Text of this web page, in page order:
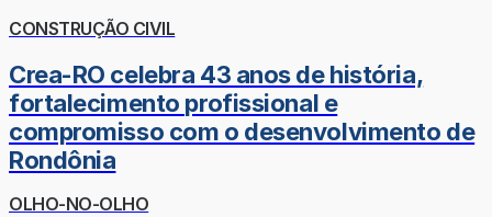
CONSTRUÇÃO CIVIL
Crea-RO celebra 43 anos de história,
fortalecimento profissional e
compromisso com o desenvolvimento de
Rondônia
OLHO-NO-OLHO